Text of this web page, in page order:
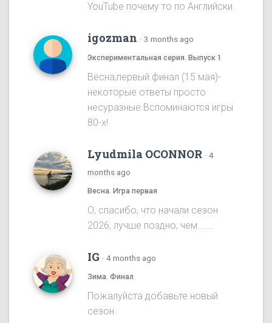
YouTube почему то по Английски.
igozman · 3 months ago
Экспериментальная серия. Выпуск 1
Весна,первый финал (15 мая)-
некоторые ответы просто
несуразные.Вспоминаются игры
80-х!
Lyudmila OCONNOR · 4
months ago
Весна. Игра первая
О, спасибо, что начали сезон
2026, лучше поздно, чем.......
IG · 4 months ago
Зима. Финал
Пожалуйста добавьте новый
сезон